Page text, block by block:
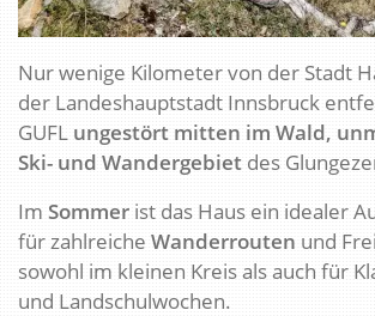
Nur wenige Kilometer von der Stadt
der Landeshauptstadt Innsbruck
GUFL ungestört mitten im Wald,
Ski- und Wandergebiet des
Im Sommer ist das Haus ein idealer
für zahlreiche Wanderrouten und
sowohl im kleinen Kreis als auch für
und Landschulwochen.